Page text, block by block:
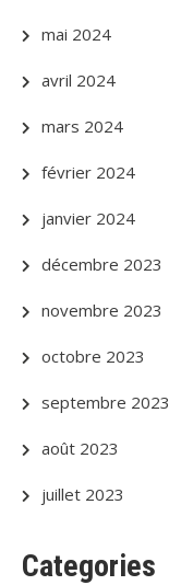
mai 2024
avril 2024
mars 2024
février 2024
janvier 2024
décembre 2023
novembre 2023
octobre 2023
septembre 2023
août 2023
juillet 2023
Categories